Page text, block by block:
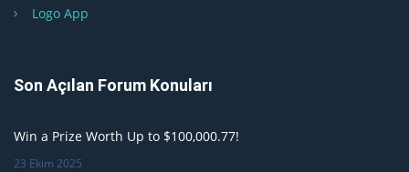
Logo App
Son Açılan Forum Konuları
Win a Prize Worth Up to $100,000.77!
23 Ekim 2025